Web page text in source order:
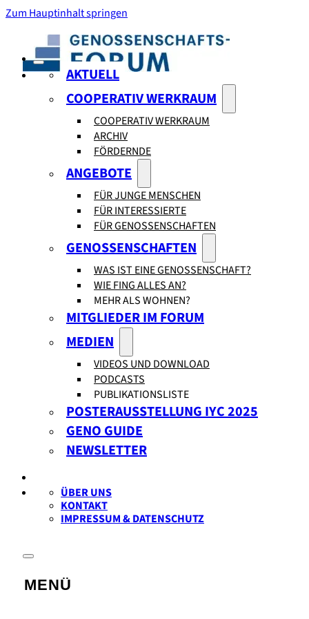
Zum Hauptinhalt springen
AKTUELL
COOPERATIV WERKRAUM
COOPERATIV WERKRAUM
ARCHIV
FÖRDERNDE
ANGEBOTE
FÜR JUNGE MENSCHEN
FÜR INTERESSIERTE
FÜR GENOSSENSCHAFTEN
GENOSSENSCHAFTEN
WAS IST EINE GENOSSENSCHAFT?
WIE FING ALLES AN?
MEHR ALS WOHNEN?
MITGLIEDER IM FORUM
MEDIEN
VIDEOS UND DOWNLOAD
PODCASTS
PUBLIKATIONSLISTE
POSTERAUSSTELLUNG IYC 2025
GENO GUIDE
NEWSLETTER
ÜBER UNS
KONTAKT
IMPRESSUM & DATENSCHUTZ